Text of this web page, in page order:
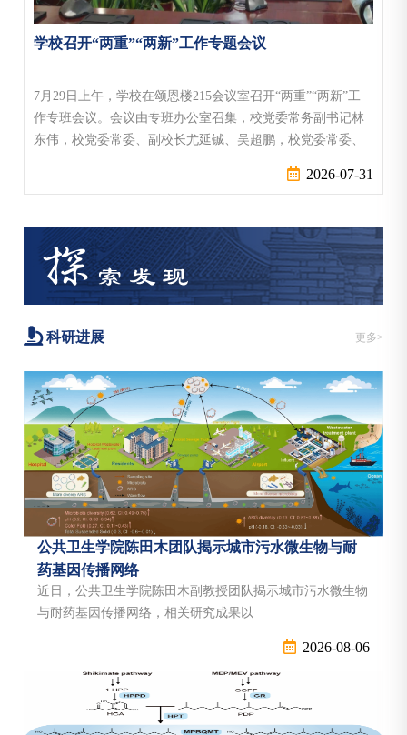
学校召开“两重”“两新”工作专题会议
7月29日上午，学校在颂恩楼215会议室召开“两重”“两新”工
作专班会议。会议由专班办公室召集，校党委常务副书记林
东伟，校党委常委、副校长尤延铖、吴超鹏，校党委常委、
会议。林东伟主持会议。会上，基建处、科技处、教务处分
备更新专项工作组、教学仪器设备更新专项工作组汇报“两
重”“两新”项目推进与储备工...
2026-07-31
科研进展 更多>
公共卫生学院陈田木团队揭示城市污水微生物与耐
药基因传播网络
近日，公共卫生学院陈田木副教授团队揭示城市污水微生物
与耐药基因传播网络，相关研究成果以
为题，在线发表于国际权威学术期刊《自然·通讯》
（NatureCommunications）。抗微生物药物耐药性是全球面
临的重大公共卫生挑战之一。城市污水系统连接医院、居民
社区、交通枢纽和污水处理厂，不仅汇集来源复杂的微生
2026-08-06